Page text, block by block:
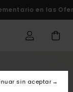
en las Ofertas
sin aceptar